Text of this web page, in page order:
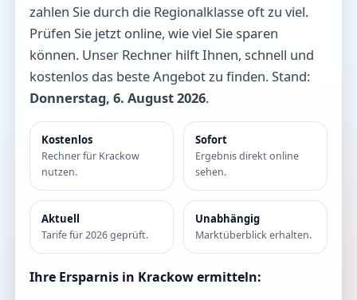
zahlen Sie durch die Regionalklasse oft zu viel.
Prüfen Sie jetzt online, wie viel Sie sparen
können. Unser Rechner hilft Ihnen, schnell und
kostenlos das beste Angebot zu finden. Stand:
Donnerstag, 6. August 2026.
Kostenlos
Rechner für Krackow
nutzen.
Sofort
Ergebnis direkt online
sehen.
Aktuell
Tarife für 2026 geprüft.
Unabhängig
Marktüberblick erhalten.
Ihre Ersparnis in Krackow ermitteln: